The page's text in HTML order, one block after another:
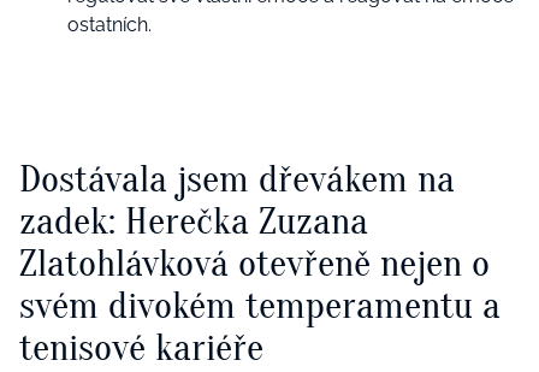
ostatních.
Dostávala jsem dřevákem na
zadek: Herečka Zuzana
Zlatohlávková otevřeně nejen o
svém divokém temperamentu a
tenisové kariéře